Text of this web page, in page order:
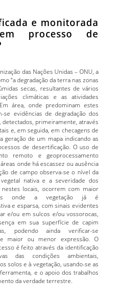
e monitorada
processo de
das Nações Unidas – ONU, a
“a degradação da terra nas zonas
secas, resultantes de vários
climáticas e as atividades
Em área, onde predominam estes
se evidências de degradação dos
primeiramente, através
e, em seguida, em checagens de
geração de um mapa indicando as
de desertificação. O uso de
remoto e geoprocessamento
onde há escassez ou ausência
de campo observa-se o nível da
nativa e a severidade dos
locais, ocorrem com maior
onde a vegetação já é
e esparsa, com sinais evidentes
e/ou em sulcos e/ou vossorocas,
em sua superfície de capim
podendo ainda verificar-se
maior ou menor expressão. O
é feito através da identificação
das condições ambientais,
solos e à vegetação, usando-se as
e o apoio dos trabalhos
da verdade terrestre.